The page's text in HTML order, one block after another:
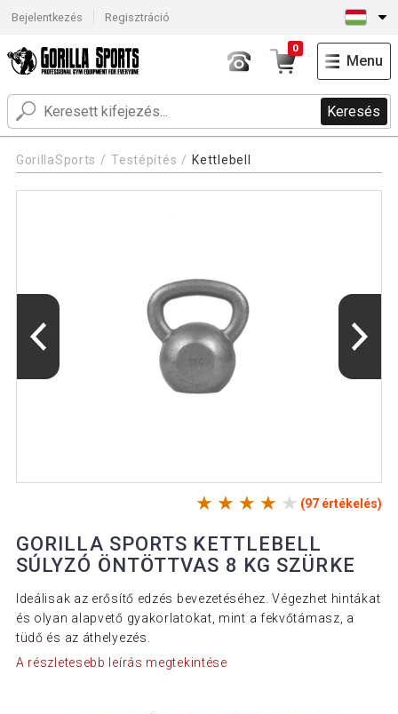
Bejelentkezés Regisztráció
Keresés
0
Menu
GorillaSports Testépítés Kettlebell
(97 értékelés)
GORILLA SPORTS KETTLEBELL
SÚLYZÓ ÖNTÖTTVAS 8 KG SZÜRKE
Ideálisak az erősítő edzés bevezetéséhez. Végezhet hintákat
és olyan alapvető gyakorlatokat, mint a fekvőtámasz, a
tüdő és az áthelyezés.
A részletesebb leírás megtekintése